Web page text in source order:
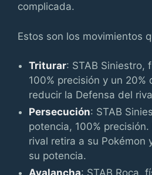
complicada.
Estos son los movimientos
Triturar: STAB Siniestro,
100% precisión y un
reducir la Defensa del
Persecución: STAB
potencia, 100%
rival retira a su Pokémon
su potencia.
Avalancha: STAB Roca,